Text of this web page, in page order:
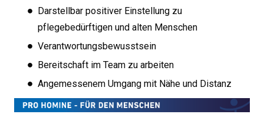
Darstellbar positiver Einstellung zu
pflegebedürftigen und alten Menschen
Verantwortungsbewusstsein
Bereitschaft im Team zu arbeiten
Angemessenem Umgang mit Nähe und Distanz